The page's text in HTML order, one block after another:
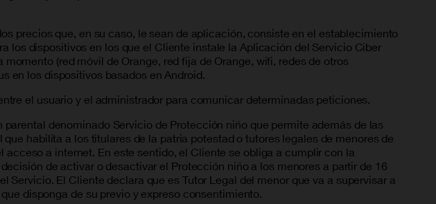
precios que, en su caso, le sean de aplicación, consiste en el establecimiento
los dispositivos en los que el Cliente instale la Aplicación del Servicio Ciber
(red móvil de Orange, red fija de Orange, wifi, redes de otros
en los dispositivos basados en Android.
el usuario y el administrador para comunicar determinadas peticiones.
denominado Servicio de Protección niño que permite además de las
habilita a los titulares de la patria potestad o tutores legales de menores de
a internet. En este sentido, el Cliente se obliga a cumplir con la
de activar o desactivar el Protección niño a los menores a partir de 16
El Cliente declara que es Tutor Legal del menor que va a supervisar a
disponga de su previo y expreso consentimiento.